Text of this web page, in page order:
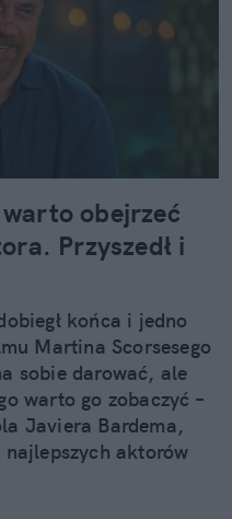
obejrzeć
Przyszedł i
końca i jedno
Martina Scorsesego
sobie darować, ale
warto go zobaczyć –
Javiera Bardema,
aktorów